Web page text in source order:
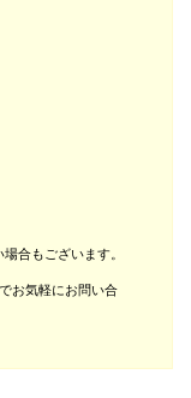
合もございます。
お気軽にお問い合